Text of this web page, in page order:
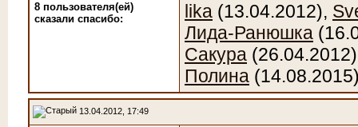
8 пользователя(ей)
сказали cпасибо:
lika (13.04.2012),
Лида-Ранюшка
Сакура
Полина
13.04.2012, 17:49